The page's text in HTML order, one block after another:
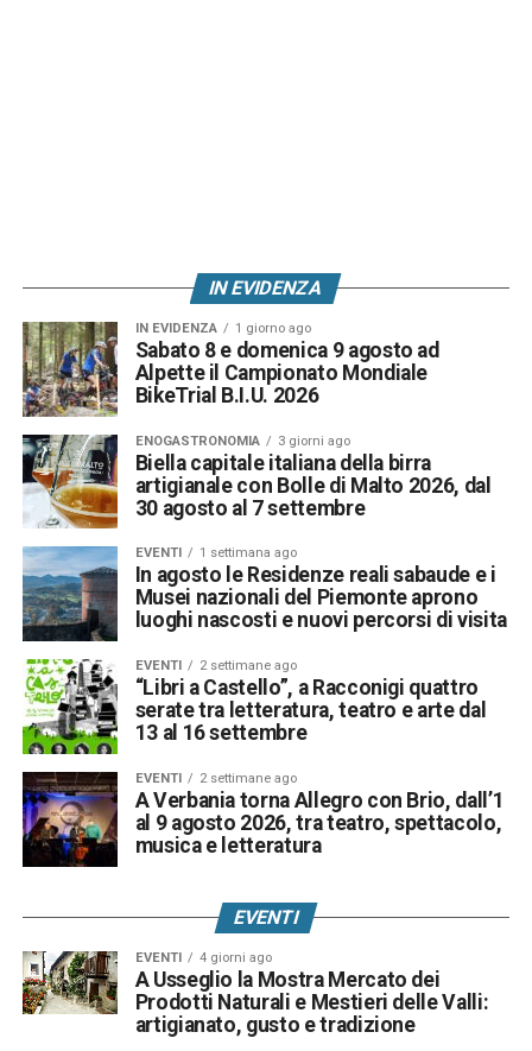
IN EVIDENZA
IN EVIDENZA 1 giorno ago
Sabato 8 e domenica 9 agosto ad
Alpette il Campionato Mondiale
BikeTrial B.I.U. 2026
ENOGASTRONOMIA 3 giorni ago
Biella capitale italiana della birra
artigianale con Bolle di Malto 2026, dal
30 agosto al 7 settembre
EVENTI 1 settimana ago
In agosto le Residenze reali sabaude e i
Musei nazionali del Piemonte aprono
luoghi nascosti e nuovi percorsi di visita
EVENTI 2 settimane ago
“Libri a Castello”, a Racconigi quattro
serate tra letteratura, teatro e arte dal
13 al 16 settembre
EVENTI 2 settimane ago
A Verbania torna Allegro con Brio, dall’1
al 9 agosto 2026, tra teatro, spettacolo,
musica e letteratura
EVENTI
EVENTI 4 giorni ago
A Usseglio la Mostra Mercato dei
Prodotti Naturali e Mestieri delle Valli:
artigianato, gusto e tradizione